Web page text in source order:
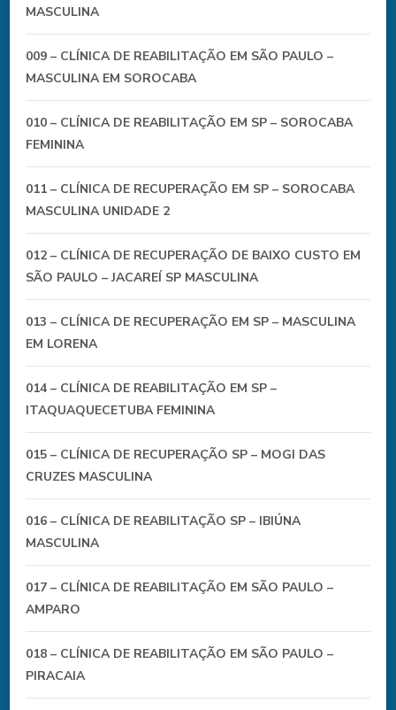
MASCULINA
009 – CLÍNICA DE REABILITAÇÃO EM SÃO PAULO –
MASCULINA EM SOROCABA
010 – CLÍNICA DE REABILITAÇÃO EM SP – SOROCABA
FEMININA
011 – CLÍNICA DE RECUPERAÇÃO EM SP – SOROCABA
MASCULINA UNIDADE 2
012 – CLÍNICA DE RECUPERAÇÃO DE BAIXO CUSTO EM
SÃO PAULO – JACAREÍ SP MASCULINA
013 – CLÍNICA DE RECUPERAÇÃO EM SP – MASCULINA
EM LORENA
014 – CLÍNICA DE REABILITAÇÃO EM SP –
ITAQUAQUECETUBA FEMININA
015 – CLÍNICA DE RECUPERAÇÃO SP – MOGI DAS
CRUZES MASCULINA
016 – CLÍNICA DE REABILITAÇÃO SP – IBIÚNA
MASCULINA
017 – CLÍNICA DE REABILITAÇÃO EM SÃO PAULO –
AMPARO
018 – CLÍNICA DE REABILITAÇÃO EM SÃO PAULO –
PIRACAIA